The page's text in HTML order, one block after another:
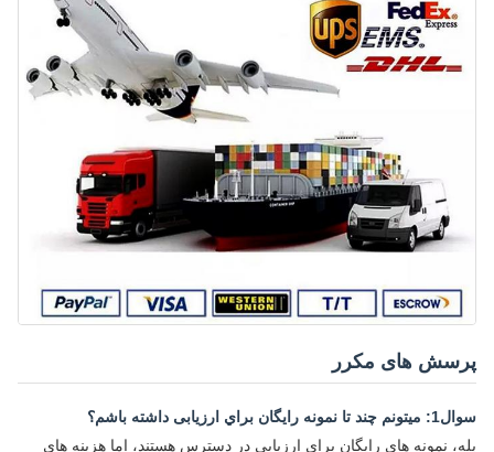
پرسش های مکرر
سوال1: ميتونم چند تا نمونه رایگان براي ارزیابی داشته باشم؟
بله، نمونه های رایگان برای ارزیابی در دسترس هستند، اما هزینه های